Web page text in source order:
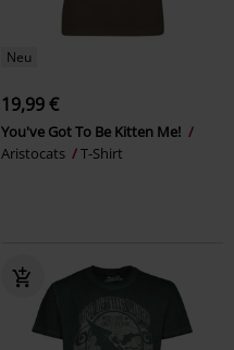
Neu
19,99 €
You've Got To Be Kitten Me!
Aristocats
T-Shirt